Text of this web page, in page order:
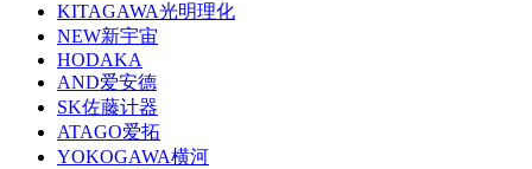
KITAGAWA光明理化
NEW新宇宙
HODAKA
AND爱安德
SK佐藤计器
ATAGO爱拓
YOKOGAWA横河